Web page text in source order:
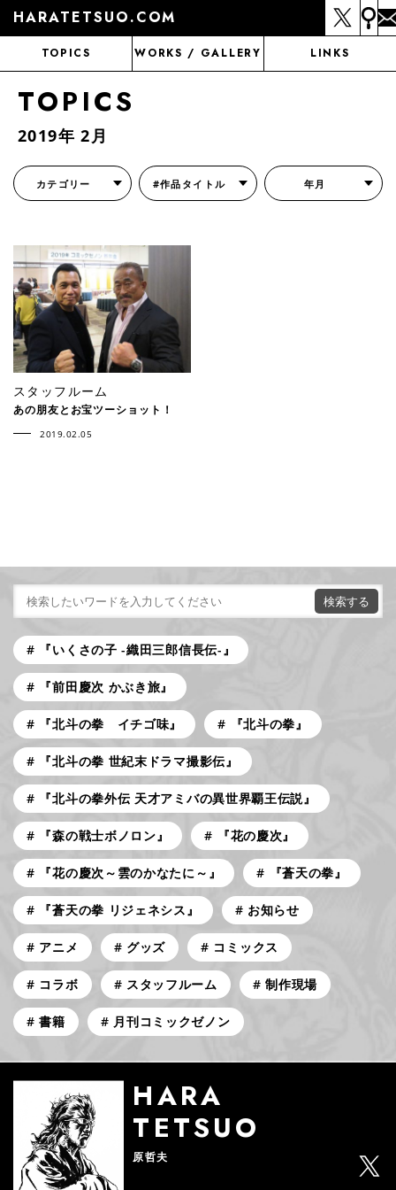
HARATETSUO.COM
TOPICS WORKS / GALLERY LINKS
TOPICS
2019年 2月
カテゴリー #作品タイトル 年月
スタッフルーム
あの朋友とお宝ツーショット！
2019.02.05
『いくさの子 -織田三郎信長伝-』
『前田慶次 かぶき旅』
『北斗の拳 イチゴ味』 『北斗の拳』
『北斗の拳 世紀末ドラマ撮影伝』
『北斗の拳外伝 天才アミバの異世界覇王伝説』
『森の戦士ボノロン』 『花の慶次』
『花の慶次～雲のかなたに～』 『蒼天の拳』
『蒼天の拳 リジェネシス』 お知らせ
アニメ グッズ コミックス
コラボ スタッフルーム 制作現場
書籍 月刊コミックゼノン
HARA
TETSUO
原哲夫